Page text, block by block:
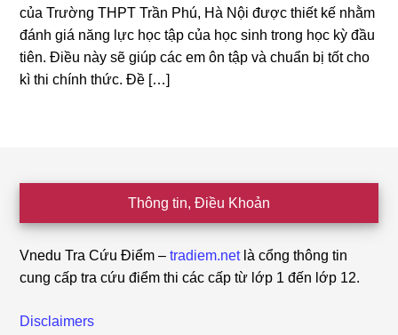
của Trường THPT Trần Phú, Hà Nội được thiết kế nhằm
đánh giá năng lực học tập của học sinh trong học kỳ đầu
tiên. Điều này sẽ giúp các em ôn tập và chuẩn bị tốt cho
kì thi chính thức. Đề […]
Thông tin, Điều Khoản
Vnedu Tra Cứu Điểm –tradiem.netlà cổng thông tin
cung cấp tra cứu điểm thi các cấp từ lớp 1 đến lớp 12.
Disclaimers